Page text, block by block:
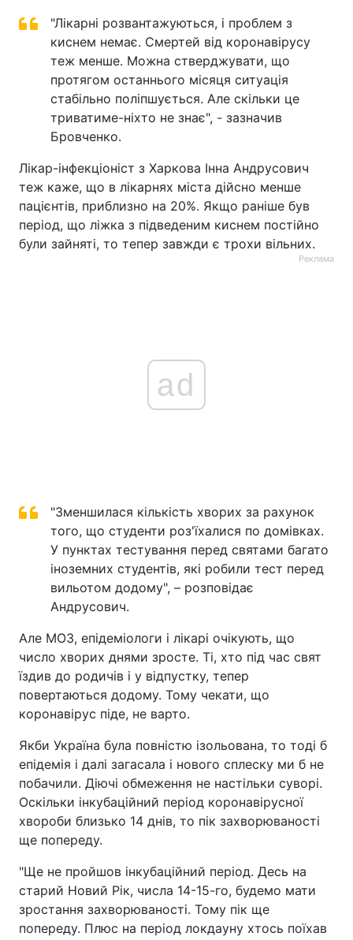
"Лікарні розвантажуються, і проблем з
киснем немає. Смертей від коронавірусу
теж менше. Можна стверджувати, що
протягом останнього місяця ситуація
стабільно поліпшується. Але скільки це
триватиме-ніхто не знає", - зазначив
Бровченко.
Лікар-інфекціоніст з Харкова Інна Андрусович
теж каже, що в лікарнях міста дійсно менше
пацієнтів, приблизно на 20%. Якщо раніше був
період, що ліжка з підведеним киснем постійно
були зайняті, то тепер завжди є трохи вільних.
Реклама
ad
"Зменшилася кількість хворих за рахунок
того, що студенти роз'їхалися по домівках.
У пунктах тестування перед святами багато
іноземних студентів, які робили тест перед
вильотом додому", – розповідає
Андрусович.
Але МОЗ, епідеміологи і лікарі очікують, що
число хворих днями зросте. Ті, хто під час свят
їздив до родичів і у відпустку, тепер
повертаються додому. Тому чекати, що
коронавірус піде, не варто.
Якби Україна була повністю ізольована, то тоді б
епідемія і далі загасала і нового сплеску ми б не
побачили. Діючі обмеження не настільки суворі.
Оскільки інкубаційний період коронавірусної
хвороби близько 14 днів, то пік захворюваності
ще попереду.
"Ще не пройшов інкубаційний період. Десь на
старий Новий Рік, числа 14-15-го, будемо мати
зростання захворюваності. Тому пік ще
попереду. Плюс на період локдауну хтось поїхав